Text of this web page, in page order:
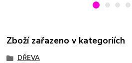
Zboží zařazeno v kategoriích
DŘEVA